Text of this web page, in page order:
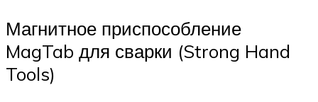
Магнитное приспособление
MagTab для сварки (Strong Hand
Tools)